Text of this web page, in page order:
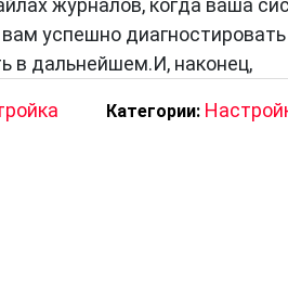
журналов, когда ваша
успешно
в дальнейшем.И, наконец,
Категории: